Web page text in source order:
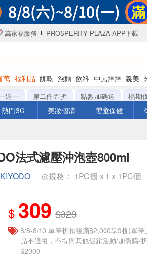
萬家福服務 PROSPERITY PLAZA APP下載
萬 福利品 餅乾 泡麵 飲料 中元拜拜 義美
送一 第二件五折 點數加碼送
檔期
熱門3C 美妝個清 嬰童保健
法式濾壓沖泡壺800ml
KIYODO ◎規格： 1PC個 x 1 x 1PC個
$ 309 $329
8/8-8/10 單筆折扣後滿$2,000享9折(單
品不適用，不得與其他促銷活動/加價購/
$2000